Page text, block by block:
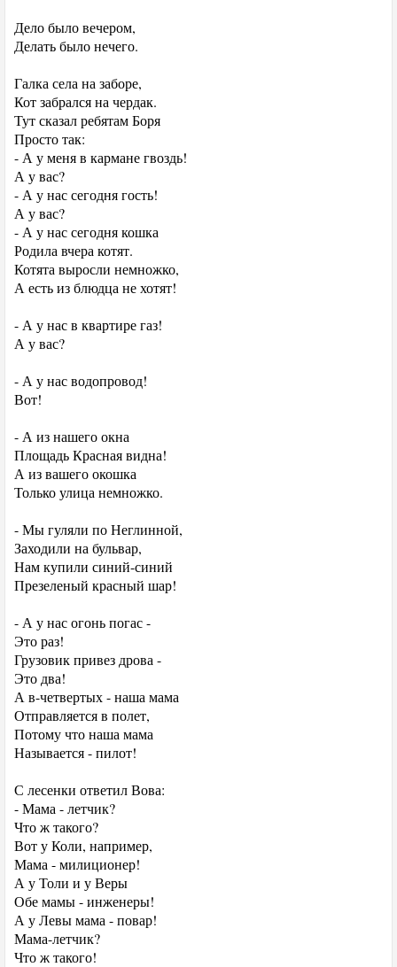
Дело было вечером,
Делать было нечего.
Галка села на заборе,
Кот забрался на чердак.
Тут сказал ребятам Боря
Просто так:
- А у меня в кармане гвоздь!
А у вас?
- А у нас сегодня гость!
А у вас?
- А у нас сегодня кошка
Родила вчера котят.
Котята выросли немножко,
А есть из блюдца не хотят!
- А у нас в квартире газ!
А у вас?
- А у нас водопровод!
Вот!
- А из нашего окна
Площадь Красная видна!
А из вашего окошка
Только улица немножко.
- Мы гуляли по Неглинной,
Заходили на бульвар,
Нам купили синий-синий
Презеленый красный шар!
- А у нас огонь погас -
Это раз!
Грузовик привез дрова -
Это два!
А в-четвертых - наша мама
Отправляется в полет,
Потому что наша мама
Называется - пилот!
С лесенки ответил Вова:
- Мама - летчик?
Что ж такого?
Вот у Коли, например,
Мама - милиционер!
А у Толи и у Веры
Обе мамы - инженеры!
А у Левы мама - повар!
Мама-летчик?
Что ж такого!